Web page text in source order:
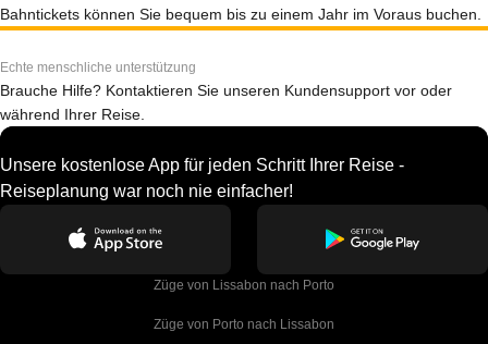
Bahntickets können Sie bequem bis zu einem Jahr im Voraus buchen.
Echte menschliche unterstützung
Brauche Hilfe? Kontaktieren Sie unseren Kundensupport vor oder
während Ihrer Reise.
Unsere kostenlose App für jeden Schritt Ihrer Reise -
Reiseplanung war noch nie einfacher!
Züge von Lissabon nach Porto
Züge von Porto nach Lissabon